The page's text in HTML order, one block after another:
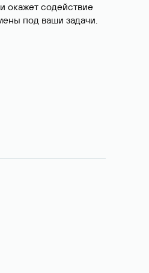
окажет содействие
под ваши задачи.